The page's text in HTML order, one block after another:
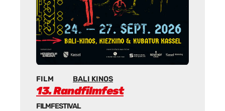
FILM BALI KINOS
13. Randfilmfest
FILMFESTIVAL